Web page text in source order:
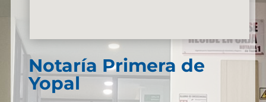
Notaría Primera de
Yopal